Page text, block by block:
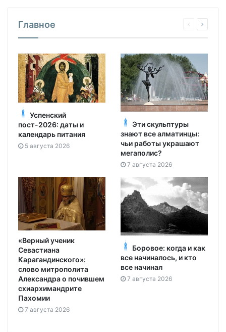
Главное
Успенский
пост-2026: даты и
календарь питания
5 августа 2026
Эти скульптуры
знают все алматинцы:
чьи работы украшают
мегаполис?
7 августа 2026
«Верный ученик
Севастиана
Карагандинского»:
слово митрополита
Александра о почившем
схиархимандрите
Пахомии
7 августа 2026
Боровое: когда и как
все начиналось, и кто
все начинал
7 августа 2026